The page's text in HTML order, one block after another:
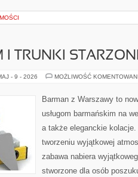
I TRUNKI
- 9 - 2026 MOŻLIWOŚĆ
Barman z Warszawy to
usługom barmańskim na
a także eleganckie
tworzeniu wyjątkowej
zabawa nabiera
stworzone dla osób